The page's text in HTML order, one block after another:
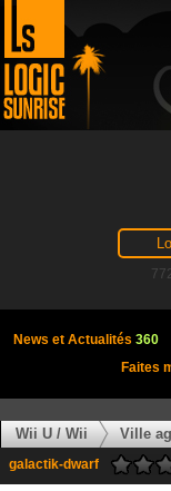
News et Actualités 360
Faites
Wii U / Wii Ville
galactik-dwarf